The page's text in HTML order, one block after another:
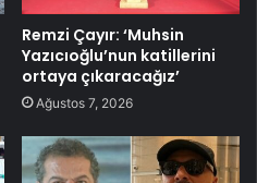
Remzi Çayır: ‘Muhsin
Yazıcıoğlu’nun katillerini
ortaya çıkaracağız’
Ağustos 7, 2026